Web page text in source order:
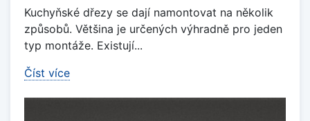
Kuchyňské dřezy se dají namontovat na několik
způsobů. Většina je určených výhradně pro jeden
typ montáže. Existují...
Číst více